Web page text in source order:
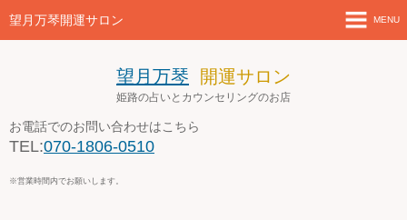
望月万琴開運サロン
望月万琴 開運サロン
姫路の占いとカウンセリングのお店
お電話でのお問い合わせはこちら
TEL:070-1806-0510
※営業時間内でお願いします。
MENU
店舗案内とアクセス